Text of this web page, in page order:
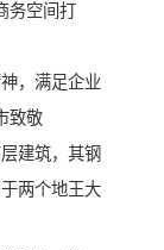
务空间打
，满足企业
致敬
建筑，其钢
两个地王大